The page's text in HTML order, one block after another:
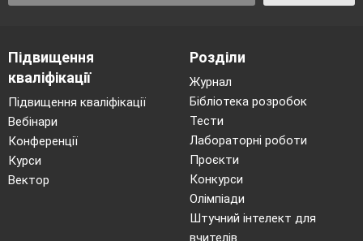
Підвищення
кваліфікації
Підвищення кваліфікації
Вебінари
Конференції
Курси
Вектор
Розділи
Журнал
Бібліотека розробок
Тести
Лабораторні роботи
Проєкти
Конкурси
Олімпіади
Штучний інтелект для
вчителів